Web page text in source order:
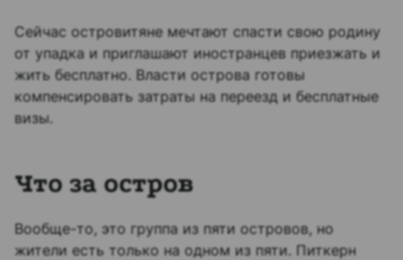
Сейчас островитяне мечтают спасти свою родину
от упадка и приглашают иностранцев приезжать и
жить бесплатно. Власти острова готовы
компенсировать затраты на переезд и бесплатные
визы.
Что за остров
Вообще-то, это группа из пяти островов, но
жители есть только на одном из пяти. Питкерн